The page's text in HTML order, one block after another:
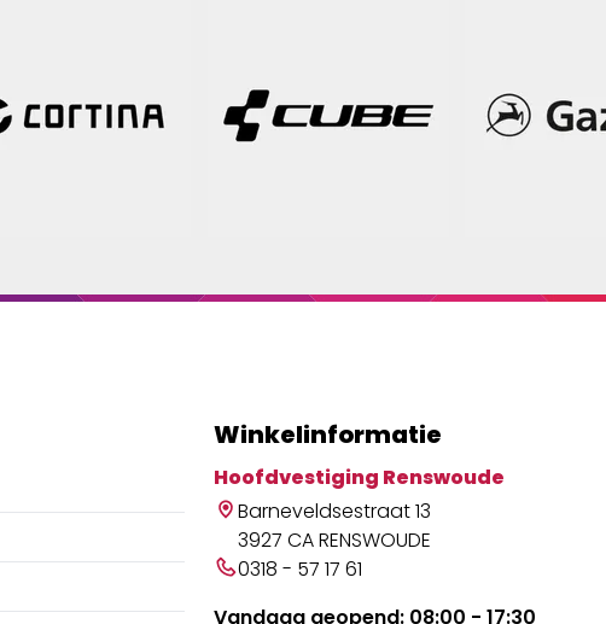
Winkelinformatie
Hoofdvestiging Renswoude
Barneveldsestraat 13
3927 CA RENSWOUDE
0318 - 57 17 61
Vandaag geopend: 08:00 - 17:30